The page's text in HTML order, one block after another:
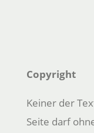
Copyright
Keiner der
Seite darf